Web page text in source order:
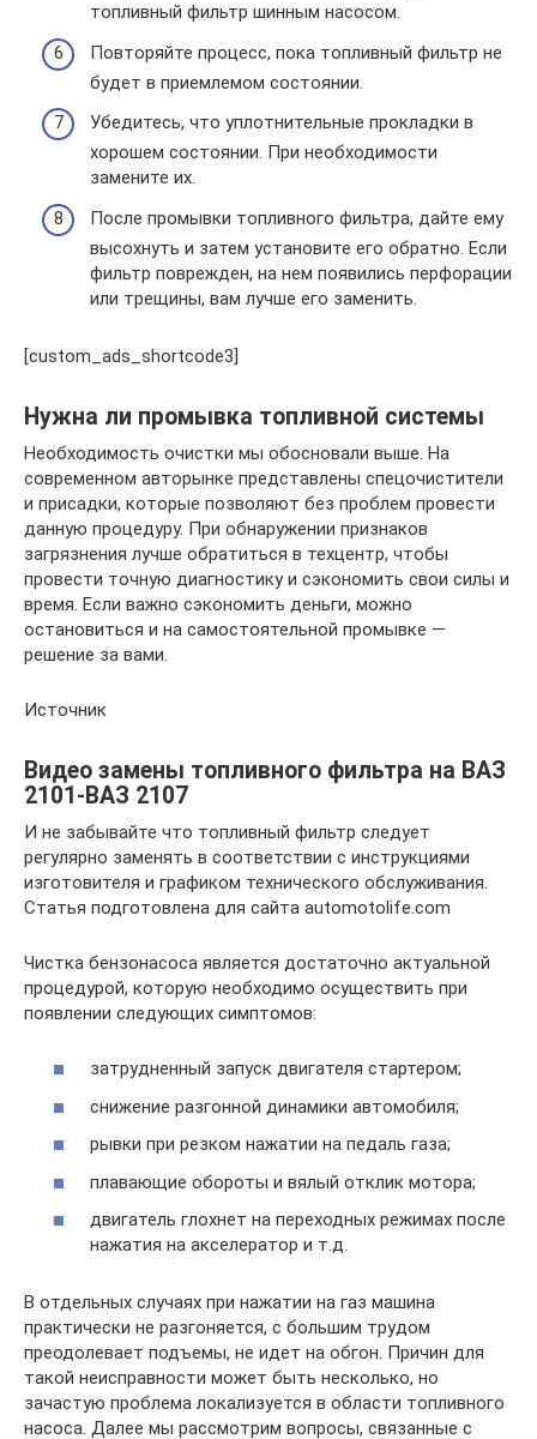
топливный фильтр шинным насосом.
Повторяйте процесс, пока топливный фильтр не
будет в приемлемом состоянии.
Убедитесь, что уплотнительные прокладки в
хорошем состоянии. При необходимости
замените их.
После промывки топливного фильтра, дайте ему
высохнуть и затем установите его обратно. Если
фильтр поврежден, на нем появились перфорации
или трещины, вам лучше его заменить.
[custom_ads_shortcode3]
Нужна ли промывка топливной системы
Необходимость очистки мы обосновали выше. На
современном авторынке представлены спецочистители
и присадки, которые позволяют без проблем провести
данную процедуру. При обнаружении признаков
загрязнения лучше обратиться в техцентр, чтобы
провести точную диагностику и сэкономить свои силы и
время. Если важно сэкономить деньги, можно
остановиться и на самостоятельной промывке —
решение за вами.
Источник
Видео замены топливного фильтра на ВАЗ
2101-ВАЗ 2107
И не забывайте что топливный фильтр следует
регулярно заменять в соответствии с инструкциями
изготовителя и графиком технического обслуживания.
Статья подготовлена для сайта automotolife.com
Чистка бензонасоса является достаточно актуальной
процедурой, которую необходимо осуществить при
появлении следующих симптомов:
затрудненный запуск двигателя стартером;
снижение разгонной динамики автомобиля;
рывки при резком нажатии на педаль газа;
плавающие обороты и вялый отклик мотора;
двигатель глохнет на переходных режимах после
нажатия на акселератор и т.д.
В отдельных случаях при нажатии на газ машина
практически не разгоняется, с большим трудом
преодолевает подъемы, не идет на обгон. Причин для
такой неисправности может быть несколько, но
зачастую проблема локализуется в области топливного
насоса. Далее мы рассмотрим вопросы, связанные с